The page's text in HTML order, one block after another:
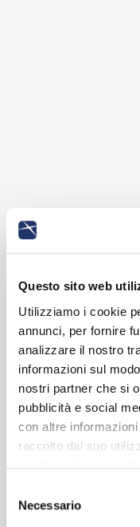
Questo sito web
Utilizziamo i cookie
annunci, per fornire
analizzare il nostro
informazioni sul
nostri partner che si
pubblicità e social
con altre
raccolto dal suo
delNecessario